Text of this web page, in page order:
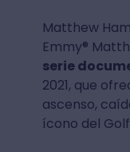
Matthew
Emmy®
serie
2021, que
ascenso,
ícono del